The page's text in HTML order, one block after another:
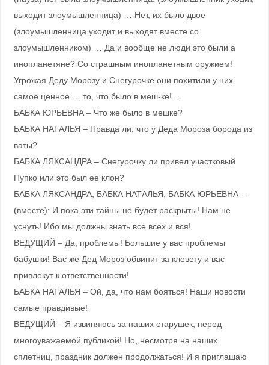
выходит злоумышленница) … Нет, их было двое
(злоумышленница уходит и выходят вместе со
злоумышленником) … Да и вообще не люди это были а
инопланетяне? Со страшным инопланетным оружием!
Угрожая Деду Морозу и Снегурочке они похитили у них
самое ценное … то, что было в меш-ке!…
БАБКА ЮРЬЕВНА – Что же было в мешке?
БАБКА НАТАЛЬЯ – Правда ли, что у Деда Мороза борода из
ваты?
БАБКА ЛЯКСАНДРА – Снегурочку ли привел участковый
Пупко или это был ее клон?
БАБКА ЛЯКСАНДРА, БАБКА НАТАЛЬЯ, БАБКА ЮРЬЕВНА –
(вместе): И пока эти тайны не будет раскрыты! Нам не
уснуть! Ибо мы должны знать все всех и вся!
ВЕДУЩИЙ – Да, проблемы! Большие у вас проблемы
бабушки! Вас же Дед Мороз обвинит за клевету и вас
привлекут к ответственности!
БАБКА НАТАЛЬЯ – Ой, да, что нам бояться! Наши новости
самые правдивые!
ВЕДУЩИЙ – Я извиняюсь за наших старушек, перед
многоуважаемой публикой! Но, несмотря на наших
сплетниц, праздник должен продолжаться! И я приглашаю